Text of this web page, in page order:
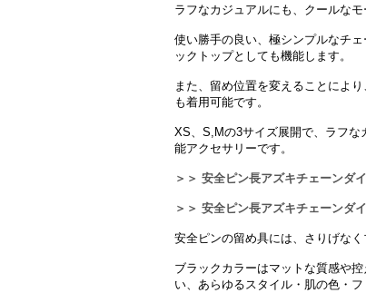
ラフなカジュアルにも、クールな
使い勝手の良い、極シンプルなチ
ックトップとしても機能します。
また、留め位置を変えることによ
も着用可能です。
XS、S,Mの3サイズ展開で、ラフ
能アクセサリーです。
＞＞ 安全ピン長アズキチェーンダ
＞＞ 安全ピン長アズキチェーンダ
安全ピンの留め具には、さりげな
ブラックカラーはマットな質感や
い、あらゆるスタイル・肌の色・